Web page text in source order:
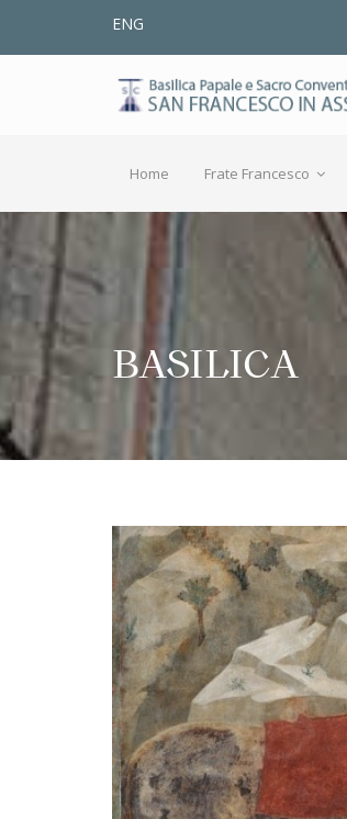
ENG
Home Frate Francesco
BASILICA